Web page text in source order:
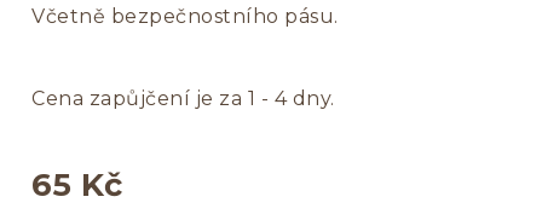
Včetně bezpečnostního pásu.
Cena zapůjčení je za 1 - 4 dny.
65 Kč